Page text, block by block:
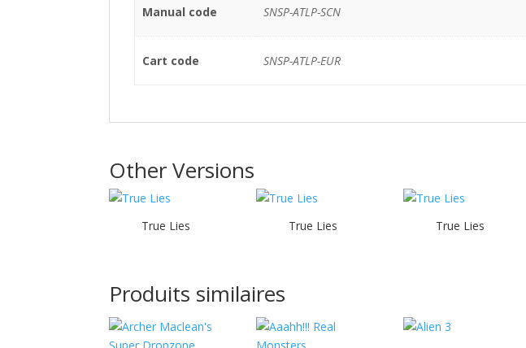
Manual code SNSP-ATLP-SCN
Cart code SNSP-ATLP-EUR
Other Versions
True Lies True Lies True Lies
Produits similaires